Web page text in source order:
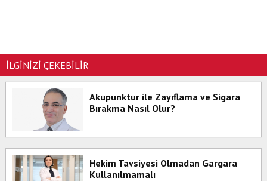
İLGİNİZİ ÇEKEBİLİR
Akupunktur ile Zayıflama ve Sigara
Bırakma Nasıl Olur?
Hekim Tavsiyesi Olmadan Gargara
Kullanılmamalı